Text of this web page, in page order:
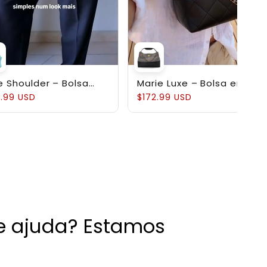
Shoulder – Bolsa
em Couro
USD
Marie Luxe – Bolsa em
Couro Genuíno
$172.99 USD
ajuda? Estamos